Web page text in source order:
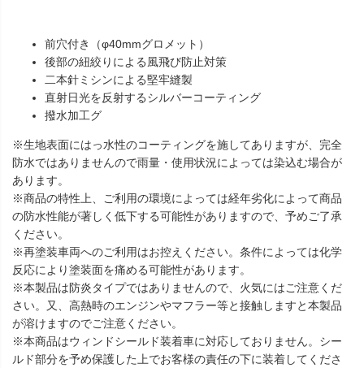
前穴付き（φ40mmグロメット）
後部の紐絞りによる風飛び防止対策
二本針ミシンによる堅牢縫製
直射日光を反射するシルバーコーティング
撥水加工グ
※生地表面にはっ水性のコーティングを施してありますが、完全
防水ではありませんので雨量・使用状況によっては染込む場合が
あります。
※商品の特性上、ご利用の環境によっては経年劣化によって商品
の防水性能が著しく低下する可能性がありますので、予めご了承
ください。
※再塗装車両へのご利用はお控えください。条件によっては化学
反応により塗装面を痛める可能性があります。
※本製品は防炎タイプではありませんので、火気にはご注意くだ
さい。又、高熱時のエンジンやマフラー等と接触しますと本製品
が溶けますのでご注意ください。
※本商品はウィンドシールド装着車に対応しておりません。シー
ルド部分を予め保護した上でお客様の責任の下に装着してくださ